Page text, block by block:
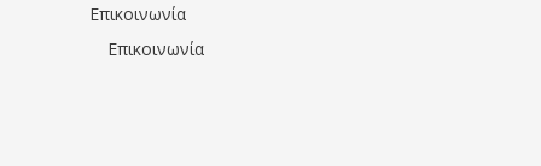
Επικοινωνία
Επικοινωνία